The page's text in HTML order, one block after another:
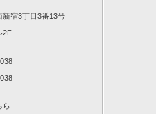
新宿3丁目3番13号
2F
ら